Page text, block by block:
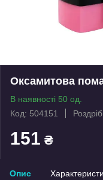
Оксамитова
В наявності 50 од.
Код: 504151
Роздріб
151 ₴
Опис